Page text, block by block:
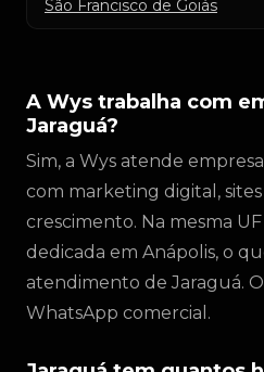
São Francisco de Goiás
A Wys trabalha com
Jaraguá?
Sim, a Wys atende
com marketing digital,
crescimento. Na mesma
dedicada em Anápolis, o
atendimento de Jaraguá.
WhatsApp comercial.